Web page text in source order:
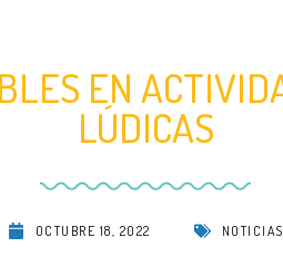
EN
LÚDICAS
OCTUBRE 18, 2022 NOTICIAS